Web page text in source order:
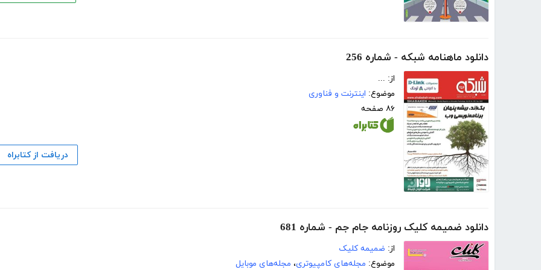
دانلود ماهنامه شبکه - شماره 256
از: ...
موضوع: اینترنت و فناوری
۸۶ صفحه
دریافت از کتابراه
دانلود ضمیمه کلیک روزنامه جام جم - شماره 681
از: ضمیمه کلیک
موضوع: مجله‌های کامپیوتری، مجله‌های موبایل